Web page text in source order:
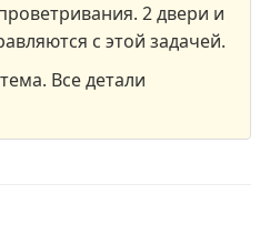
2 двери и
с этой задачей.
Все детали